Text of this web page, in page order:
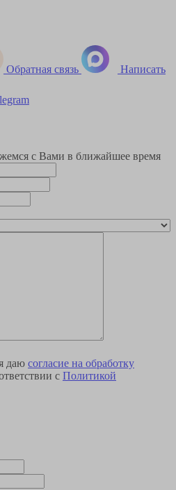
Обратная связь Написать
с Вами в ближайшее время
даю согласие на обработку
с Политикой